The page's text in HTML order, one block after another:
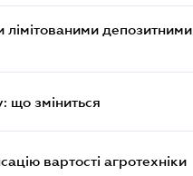
лімітованими депозитними
що зміниться
вартості агротехніки